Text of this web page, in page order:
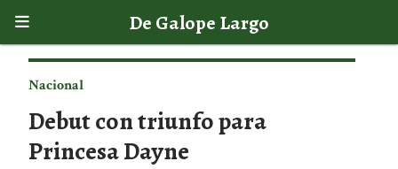
De Galope Largo
Debut con triunfo para
Princesa Dayne
Nacional